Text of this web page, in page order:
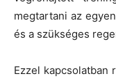
megtartani az
és a szükséges
Ezzel kapcsolatban